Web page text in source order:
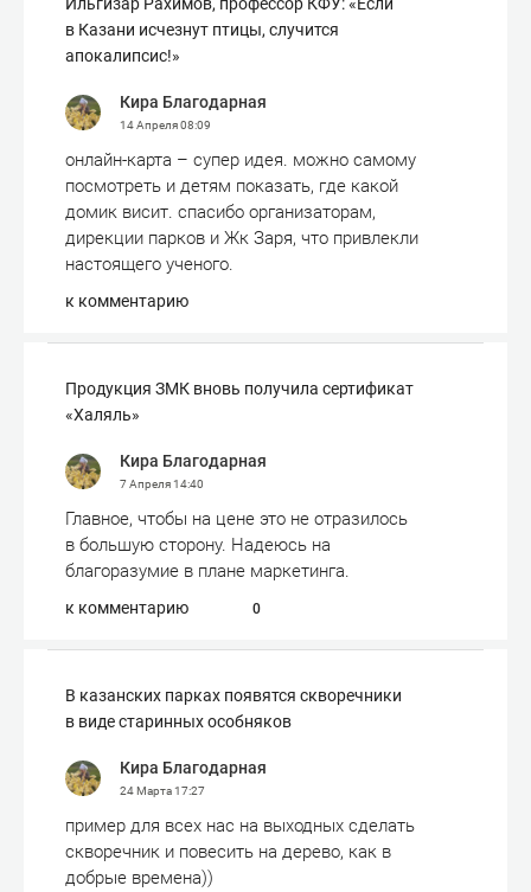
в Казани исчезнут птицы, случится
апокалипсис!»
Кира Благодарная
14 Апреля08:09
онлайн-карта – супер идея. можно самому
посмотреть и детям показать, где какой
домик висит. спасибо организаторам,
дирекции парков и Жк Заря, что привлекли
настоящего ученого.
к комментарию
Продукция ЗМК вновь получила сертификат
«Халяль»
Кира Благодарная
7 Апреля14:40
Главное, чтобы на цене это не отразилось
в большую сторону. Надеюсь на
благоразумие в плане маркетинга.
к комментарию 0
В казанских парках появятся скворечники
в виде старинных особняков
Кира Благодарная
24 Марта17:27
пример для всех нас на выходных сделать
скворечник и повесить на дерево, как в
добрые времена))